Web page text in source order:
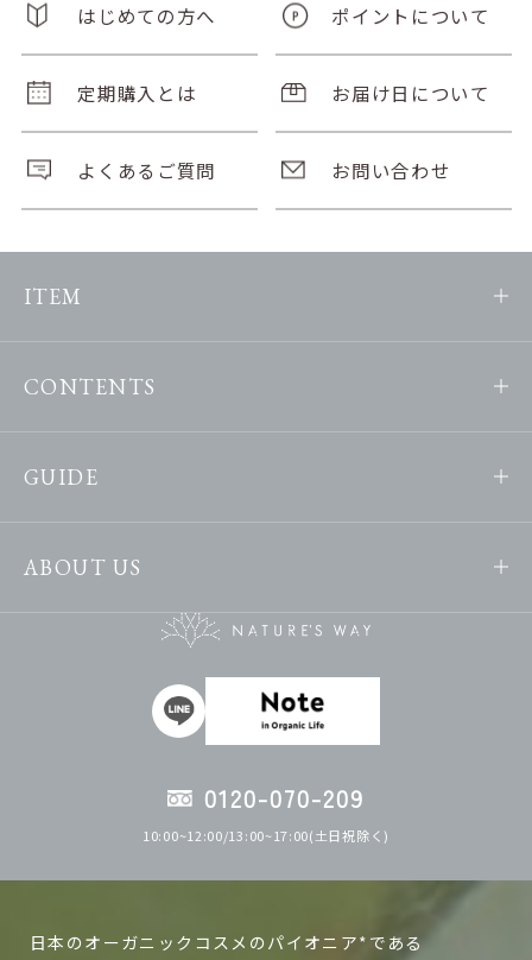
はじめての方へ ポイントについて
定期購入とは お届け日について
よくあるご質問 お問い合わせ
ITEM
CONTENTS
GUIDE
ABOUT US
0120-070-209
10:00~12:00/13:00~17:00(土日祝除く)
日本のオーガニックコスメのパイオニア*である